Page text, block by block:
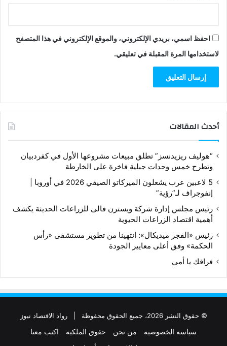
احفظ اسمي، بريدي الإلكتروني، والموقع الإلكتروني في هذا المتصفح
لاستخدامها المرة المقبلة في تعليقي.
أحدث المقالات
“هوليف ريزيدنسز” تطلق مبيعات مشروعها الأول في كفردبيان
وتطرح خمس وحدات جبلية فاخرة على الخارطة
5 لاعبين عرب يشعلون الميركاتو الصيفي 2026 في أوروبا |
إنفوجراف لـ”رؤية”
رئيس مجلس إدارة شركة ويسترن فالى للزراعات الحديثة يكشف
أهمية اقتصاد الزراعات الحيوية
رئيس «الفجر ميديكال»: انتهينا من تطوير مستشفى «رأس
الحكمة» وفق أعلى معايير الجودة
فراقك يا أمي
© حقوق النشر 2026، جميع الحقوق محفوظة | رواد الاقتصاد نيوز
سياسة الخصوصية من نحن حقوق الملكية
اكتب معنا